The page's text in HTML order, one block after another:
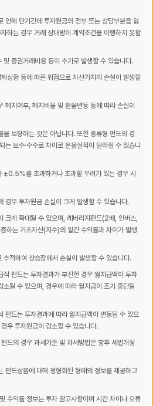
인해 단기간에 투자원금의 전부 또는 상당부분을 잃
하는 경우 거래 상대방이 계약조건을 이행하지 못할
및 증권거래비용 등이 추가로 발생할 수 있습니다.
상황 등에 따른 위험으로 자산가치의 손실이 발생할
헤지여부, 헤지비율 및 환율변동 등에 따라 손실이
을 보장하는 것은 아닙니다. 또한 종류형 펀드의 경
는 보수·수수료 차이로 운용실적이 달라질 수 있습니
±0.5%를 초과하거나 초과할 우려가 있는 경우 시
경우 투자원금 손실이 크게 발생할 수 있습니다.
크게 확대될 수 있으며, 레버리지펀드(2배, 인버스,
하는 기초자산(지수)의 일간 수익률과 차이가 발생
적하여 상승장에서 손실이 발생할 수 있습니다.
식 펀드는 투자결과가 부진한 경우 월지급액이 투자
소될 수 있으며, 경우에 따라 월지급이 조기 중단될
펀드는 투자결과에 따라 월지급액이 변동될 수 있으
우 투자원금이 감소할 수 있습니다.
드의 경우 과세기준 및 과세방법은 향후 세법개정
펀드상품에 대해 정형화된 형태의 정보를 제공하고
수익률 정보는 투자 참고사항이며 시간 차이나 오류